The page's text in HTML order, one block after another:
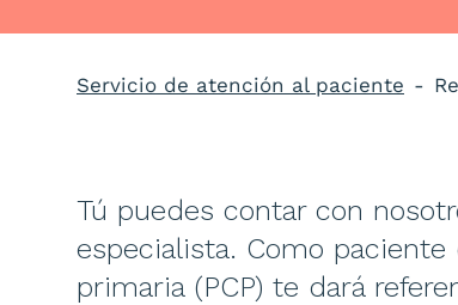
Servicio de atención al paciente
Tú puedes contar con
especialista. Como
primaria (PCP) te dará